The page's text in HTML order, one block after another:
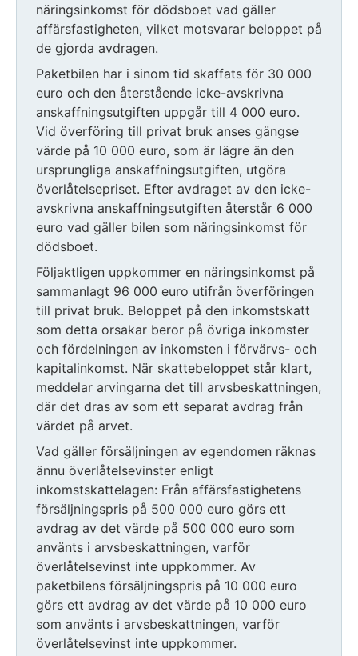
näringsinkomst för dödsboet vad gäller
affärsfastigheten, vilket motsvarar beloppet på
de gjorda avdragen.
Paketbilen har i sinom tid skaffats för 30 000
euro och den återstående icke-avskrivna
anskaffningsutgiften uppgår till 4 000 euro.
Vid överföring till privat bruk anses gängse
värde på 10 000 euro, som är lägre än den
ursprungliga anskaffningsutgiften, utgöra
överlåtelsepriset. Efter avdraget av den icke-
avskrivna anskaffningsutgiften återstår 6 000
euro vad gäller bilen som näringsinkomst för
dödsboet.
Följaktligen uppkommer en näringsinkomst på
sammanlagt 96 000 euro utifrån överföringen
till privat bruk. Beloppet på den inkomstskatt
som detta orsakar beror på övriga inkomster
och fördelningen av inkomsten i förvärvs- och
kapitalinkomst. När skattebeloppet står klart,
meddelar arvingarna det till arvsbeskattningen,
där det dras av som ett separat avdrag från
värdet på arvet.
Vad gäller försäljningen av egendomen räknas
ännu överlåtelsevinster enligt
inkomstskattelagen: Från affärsfastighetens
försäljningspris på 500 000 euro görs ett
avdrag av det värde på 500 000 euro som
använts i arvsbeskattningen, varför
överlåtelsevinst inte uppkommer. Av
paketbilens försäljningspris på 10 000 euro
görs ett avdrag av det värde på 10 000 euro
som använts i arvsbeskattningen, varför
överlåtelsevinst inte uppkommer.